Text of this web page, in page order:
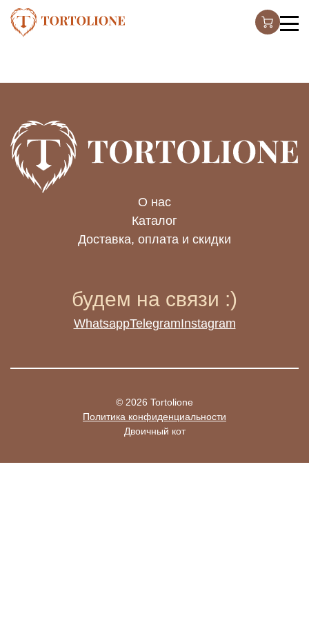
Instagram
О нас
Каталог
Доставка, оплата и скидки
WhatsappTelegramInstagram
будем на связи :)
© 2026 Tortolione
Политика конфиденциальности
Двоичный кот